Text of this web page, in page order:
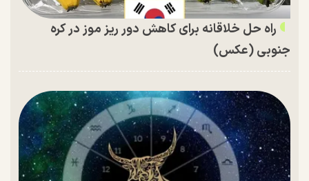
راه حل خلاقانه برای کاهش دور ریز موز در کره
جنوبی (عکس)